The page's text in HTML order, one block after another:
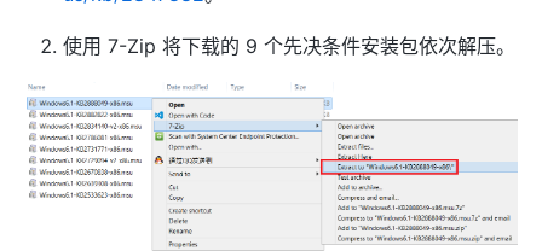
使用 7-Zip 将下载的 9 个先决条件安装包依次解压。